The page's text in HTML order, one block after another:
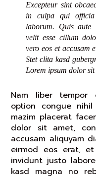
Excepteur sint
in culpa qui
laborum. Quis aute
velit esse cillum
vero eos et accusam
Stet clita kasd
Lorem ipsum dolor sit
Nam liber tempor
option congue
mazim placerat
dolor sit amet,
accusam aliquyam
eirmod eos erat,
invidunt justo
kasd magna no